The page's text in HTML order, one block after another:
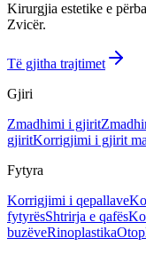
Kirurgjia estetike e
Zvicër.
Të gjitha trajtimet
Gjiri
Zmadhimi i gjirit
gjiritKorrigjimi i gjirit
Fytyra
Korrigjimi i qepallave
fytyrësShtrirja e qafës
buzëveRinoplastika